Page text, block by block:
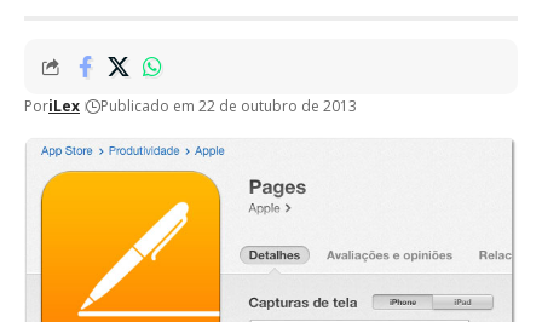
PoriLex Publicado em 22 de outubro de 2013